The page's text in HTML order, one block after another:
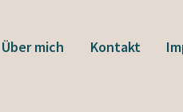
Über mich Kontakt